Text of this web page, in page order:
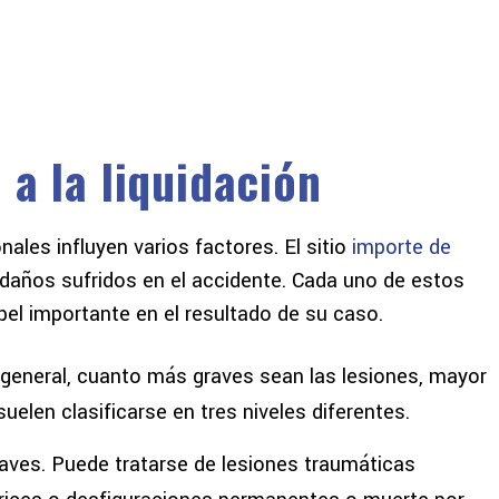
la liquidación
influyen varios factores. El sitio importe de
sufridos en el accidente. Cada uno de estos
importante en el resultado de su caso.
cuanto más graves sean las lesiones, mayor
clasificarse en tres niveles diferentes.
Puede tratarse de lesiones traumáticas